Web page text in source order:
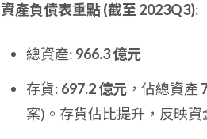
資產負債表重點 (截至 2023Q3):
總資產: 966.3 億元
存貨: 697.2 億元 ，佔總資產
案)。存貨佔比提升，反映